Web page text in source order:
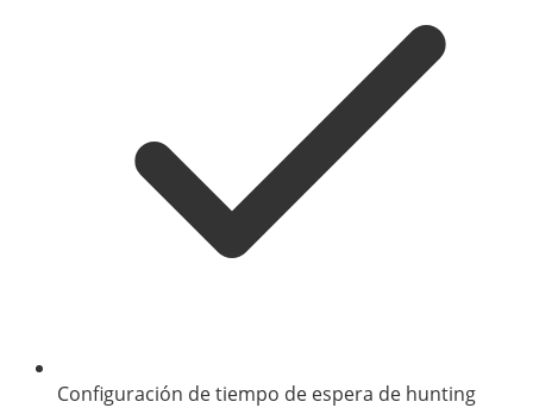
Configuración de tiempo de espera de hunting